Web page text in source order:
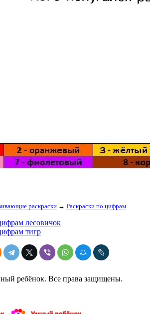
раскраски→ Раскраски по цифрам
лесовичок
тигр
ребёнок. Все права защищены.